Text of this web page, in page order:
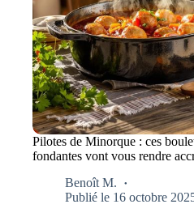
Pilotes de Minorque : ces
fondantes vont vous rendre
Benoît M.
Publié le 16 octobre